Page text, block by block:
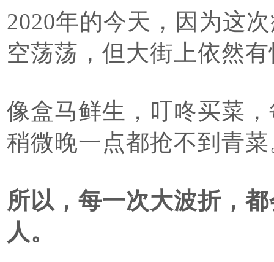
2020年的今天，因为这
空荡荡，但大街上依然
像盒马鲜生，叮咚买菜
稍微晚一点都抢不到青
所以，每一次大波折，
人。